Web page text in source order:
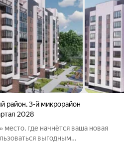
район,3-й микрорайон
2028
выгодным